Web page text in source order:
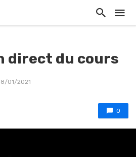
direct du cours
01/2021
0